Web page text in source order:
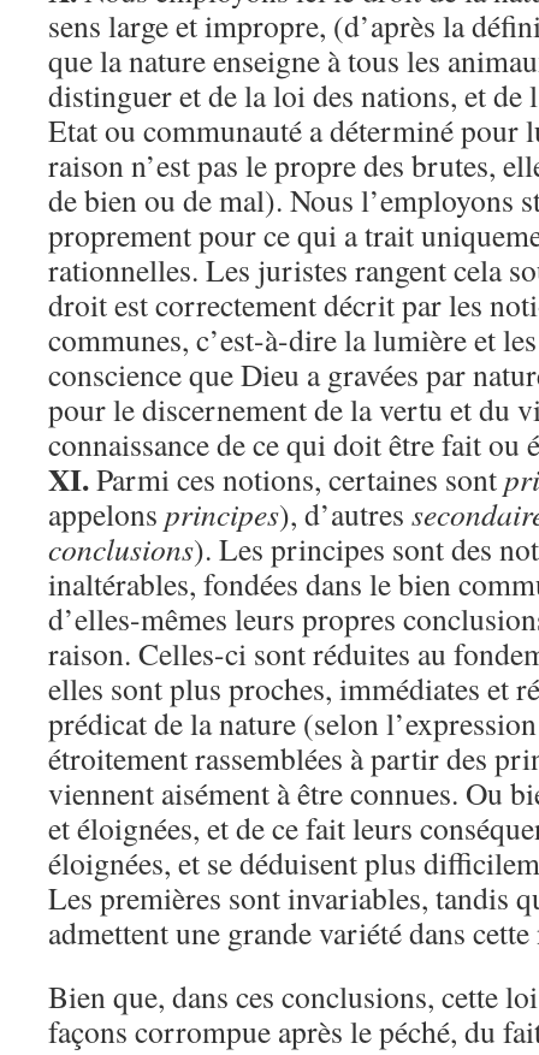
sens large et impropre, (d’après la
que la nature enseigne à tous les
distinguer et de la loi des nations, et
Etat ou communauté a déterminé pour
raison n’est pas le propre des brutes,
de bien ou de mal). Nous l’employons
proprement pour ce qui a trait
rationnelles. Les juristes rangent cela
droit est correctement décrit par les
communes, c’est-à-dire la lumière et
conscience que Dieu a gravées par
pour le discernement de la vertu et du
connaissance de ce qui doit être fait ou
XI.Parmi ces notions, certaines sont
appelons principes), d’autres
conclusions). Les principes sont des
inaltérables, fondées dans le bien
d’elles-mêmes leurs propres
raison. Celles-ci sont réduites au
elles sont plus proches, immédiates et
prédicat de la nature (selon
étroitement rassemblées à partir des
viennent aisément à être connues. Ou
et éloignées, et de ce fait leurs
éloignées, et se déduisent plus
Les premières sont invariables, tandis
admettent une grande variété dans
Bien que, dans ces conclusions, cette
façons corrompue après le péché, du